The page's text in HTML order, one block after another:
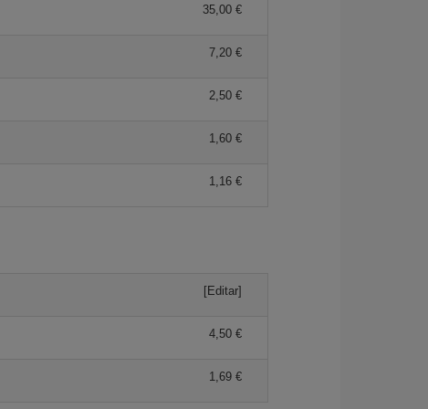
35,00 €
7,20 €
2,50 €
1,60 €
1,16 €
[Editar]
4,50 €
1,69 €